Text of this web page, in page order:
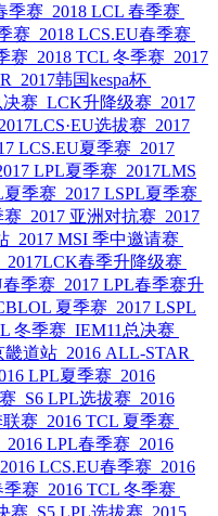
季赛 2018 LCL 春季赛
赛 2018 LCS.EU春季赛
赛 2018 TCL 冬季赛 2017
2017韩国kespa杯
决赛 LCK升降级赛 2017
2017LCS·EU选拔赛 2017
LCS.EU夏季赛 2017
LPL夏季赛 2017LMS
夏季赛 2017 LSPL夏季赛
赛 2017 亚洲对抗赛 2017
2017 MSI 季中邀请赛
2017LCK春季升降级赛
春季赛 2017 LPL春季赛升
夏季赛 2017 LSPL
冬季赛 IEM11总决赛
畿道站 2016 ALL-STAR
LPL夏季赛 2016
S6 LPL选拔赛 2016
赛 2016 TCL 夏季赛
2016 LPL春季赛 2016
2016 LCS.EU春季赛 2016
季赛 2016 TCL 冬季赛
赛 S5 LPL选拔赛 2015